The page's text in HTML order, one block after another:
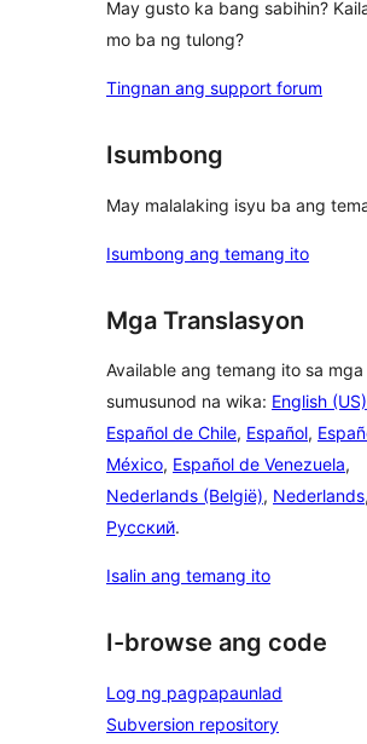
May gusto ka bang sabihin?
mo ba ng tulong?
Tingnan ang support forum
Isumbong
May malalaking isyu ba ang
Isumbong ang temang ito
Mga Translasyon
Available ang temang ito sa mga
sumusunod na wika: English (US)
Español de Chile, Español,
México, Español de Venezuela,
Nederlands (België), Nederlands
Русский.
Isalin ang temang ito
I-browse ang code
Log ng pagpapaunlad
Subversion repository